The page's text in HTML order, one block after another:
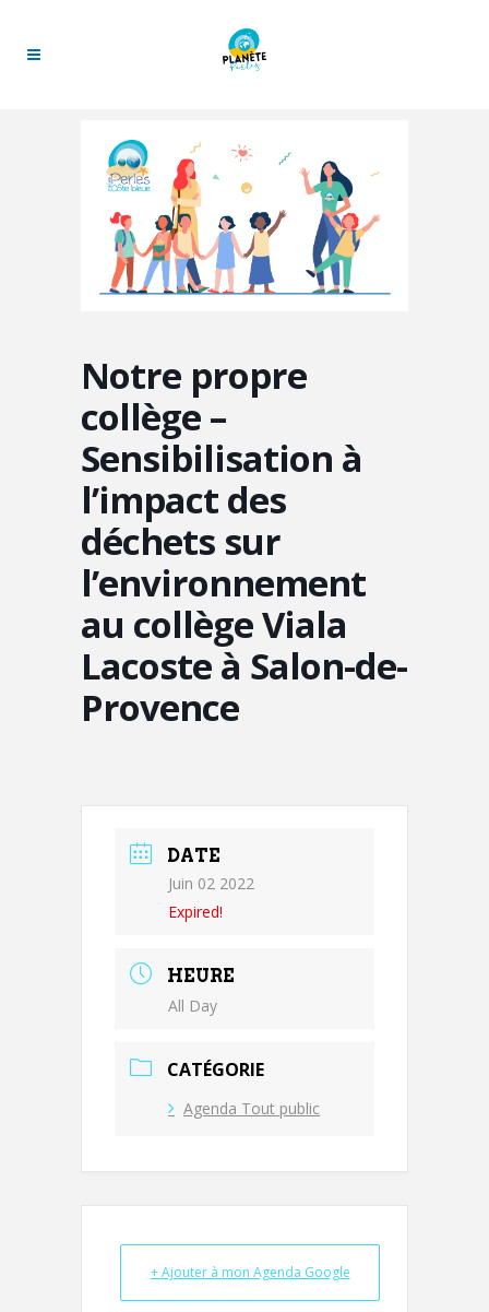
Notre propre
collège –
Sensibilisation à
l’impact des
déchets sur
l’environnement
au collège Viala
Lacoste à Salon-de-
Provence
DATE
Juin 02 2022
Expired!
HEURE
All Day
CATÉGORIE
Agenda Tout public
+ Ajouter à mon Agenda Google